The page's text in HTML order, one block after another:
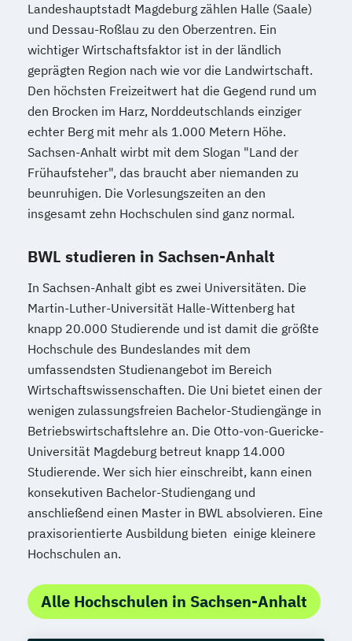
Landeshauptstadt Magdeburg zählen Halle (Saale)
und Dessau-Roßlau zu den Oberzentren. Ein
wichtiger Wirtschaftsfaktor ist in der ländlich
geprägten Region nach wie vor die Landwirtschaft.
Den höchsten Freizeitwert hat die Gegend rund um
den Brocken im Harz, Norddeutschlands einziger
echter Berg mit mehr als 1.000 Metern Höhe.
Sachsen-Anhalt wirbt mit dem Slogan "Land der
Frühaufsteher", das braucht aber niemanden zu
beunruhigen. Die Vorlesungszeiten an den
insgesamt zehn Hochschulen sind ganz normal.
BWL studieren in Sachsen-Anhalt
In Sachsen-Anhalt gibt es zwei Universitäten. Die
Martin-Luther-Universität Halle-Wittenberg hat
knapp 20.000 Studierende und ist damit die größte
Hochschule des Bundeslandes mit dem
umfassendsten Studienangebot im Bereich
Wirtschaftswissenschaften. Die Uni bietet einen der
wenigen zulassungsfreien Bachelor-Studiengänge in
Betriebswirtschaftslehre an. Die Otto-von-Guericke-
Universität Magdeburg betreut knapp 14.000
Studierende. Wer sich hier einschreibt, kann einen
konsekutiven Bachelor-Studiengang und
anschließend einen Master in BWL absolvieren. Eine
praxisorientierte Ausbildung bieten einige kleinere
Hochschulen an.
Alle Hochschulen in Sachsen-Anhalt